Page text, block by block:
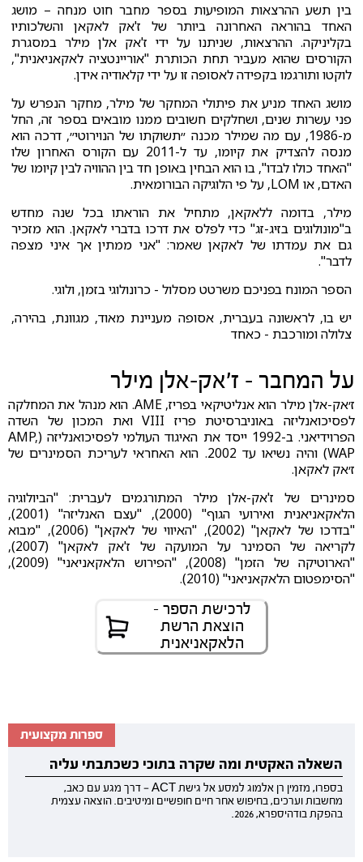
בין תשע ההרצאות המופיעות בספר מחבר חוט מנחה – מושג
האחד בהוראה האחרונה ביותר של ז'אק לאקאן והשלכותיו
בקליניקה. ההרצאות, שניתנו על ידי ז'אק אלן מילר במסגרת
הקורסים שהוא מעביר תחת הכותרת "אוריינטציה לאקאניאנית",
לוקטו ותורגמו בקפידה לאסופה זו על ידי קלאודיה אידן.
מושג האחד מניע את פיתולי המחקר של מילר, מחקר הנפרש על
פני עשרות שנים, ושחלקים חשובים ממנו מובאים בספר זה, החל
מ-1986, עם מה שמילר מכנה ״תשוקתו של הנוירוטי״, דרכה הוא
מנסה להצדיק את קיומו, עד ל-2011 עם הקורס האחרון שלו
"האחד כולו לבדו", בו הוא הבחין באופן חד בין ההוויה לבין קיומו של
האדם, או LOM, על פי הלוגיקה הבורומאית.
מילר, בדומה ללאקאן, מתחיל את הוראתו בכל שנה מחדש
ב"מונולוגים בזיג-זג" כדי לפלס את דרכו בדברי לאקאן. הוא מזכיר
גם את עמדתו של לאקאן שאמר: "אני ממתין אך איני מצפה
לדבר".
הספר המונח בפניכם משרטט מסלול - כרונולוגי בזמן, ולוגי.
יש בו, לראשונה בעברית, אסופה מעניינת מאוד, מגוונת, בהירה,
צלולה ומורכבת - כאחד
על המחבר - ז׳אק-אלן מילר
ז׳אק-אלן מילר הוא אנליטיקאי בפריז, AME. הוא מנהל את המחלקה
לפסיכואנליזה באוניברסיטת פריז VIII ואת המכון של השדה
הפרוידיאני. ב-1992 ייסד את האיגוד העולמי לפסיכואנליזה (AMP,
WAP) והיה נשיאו עד 2002. הוא האחראי לעריכת הסמינרים של
ז׳אק לאקאן.
סמינרים של ז'אק-אלן מילר המתורגמים לעברית: "הביולוגיה
הלאקאניאנית ואירועי הגוף" (2000), "עצם האנליזה" (2001),
"בדרכו של לאקאן" (2002), "האיווי של לאקאן" (2006), "מבוא
לקריאה של הסמינר על המועקה של ז'אק לאקאן" (2007),
"הארוטיקה של הזמן" (2008), "הפירוש הלאקאניאני" (2009),
"הסימפטום הלאקאניאני" (2010).
לרכישת הספר -
הוצאת הרשת
הלאקאניאנית
ספרות מקצועית
השאלה האקטית ומה שקרה בתוכי כשכתבתי עליה
בספרו, מזמין רן אלמוג למסע אל גישת ACT — דרך מגע עם כאב,
מחשבות וערכים, בחיפוש אחר חיים חופשיים ומיטיבים. הוצאה עצמית
בהפקת בודהיספרא, 2026.